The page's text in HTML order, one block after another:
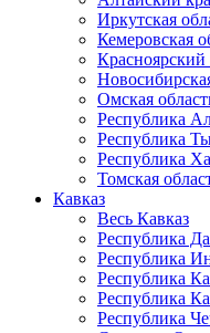
Иркутская
Кемеровская
Красноярский
Омская
Республика
Республика
Республика
Томская
Кавказ
Весь Кавказ
Республика
Республика
Республика
Республика
Республика